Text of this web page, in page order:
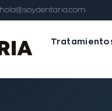
hola@soydentaria.com